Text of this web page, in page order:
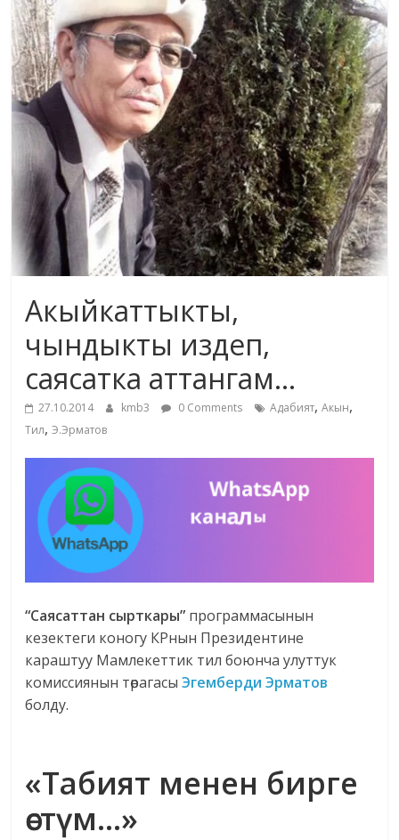
жана
адабияты
Акыйкаттыкты,
чындыкты издеп,
саясатка аттангам…
27.10.2014 kmb3 0 Comments Адабият,Акын,
Тил,Э.Эрматов
“Саясаттан сырткары” программасынын
кезектеги коногу КРнын Президентине
караштуу Мамлекеттик тил боюнча улуттук
комиссиянын төрагасыЭгемберди Эрматов
болду.
«Табият менен бирге
өстүм…»